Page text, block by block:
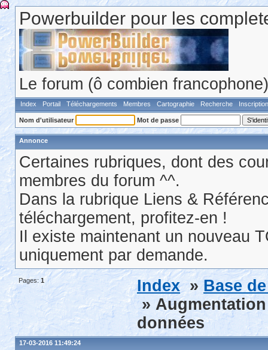
Powerbuilder pour les
Le forum (ô combien
Index Portail Téléchargements Membres Cartographie Recherche Inscription
Nom d'utilisateur Mot de passe
Annonce
Certaines rubriques, dont des
membres du forum ^^.
Dans la rubrique Liens &
téléchargement, profitez-en !
Il existe maintenant un nouveau
uniquement par demande.
Pages: 1 Index »Base
»
données
17-03-2016 11:49:24